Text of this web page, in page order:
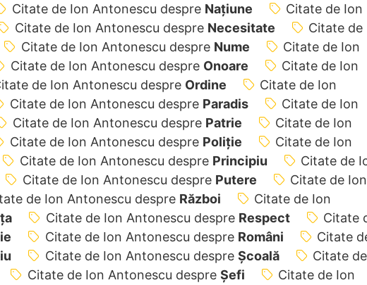
Citate de Ion Antonescu despre Națiune
Citate de Ion
Citate de Ion Antonescu despre Necesitate
Citate de
Citate de Ion Antonescu despre Nume
Citate de Ion
Citate de Ion Antonescu despre Onoare
Citate de Ion
de Ion Antonescu despre Ordine
Citate de Ion
Citate de Ion Antonescu despre Paradis
Citate de Ion
Citate de Ion Antonescu despre Patrie
Citate de Ion
Citate de Ion Antonescu despre Poliție
Citate de Ion
Citate de Ion Antonescu despre Principiu
Citate de
Citate de Ion Antonescu despre Putere
Citate de Ion
de Ion Antonescu despre Război
Citate de Ion
Citate de Ion Antonescu despre Respect
Citate
Citate de Ion Antonescu despre Români
Citate
Citate de Ion Antonescu despre Școală
Citate de
Citate de Ion Antonescu despre Șefi Citate de Ion